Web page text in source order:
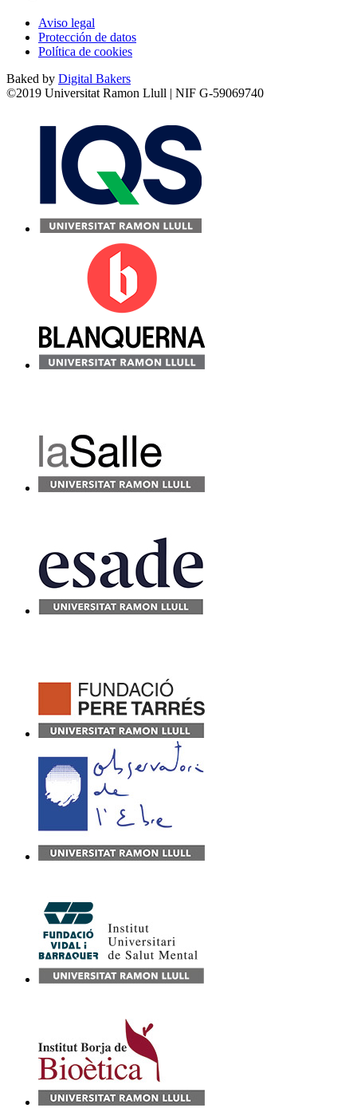
Aviso legal
Protección de datos
Política de cookies
Baked by Digital Bakers
©2019 Universitat Ramon Llull | NIF G-59069740